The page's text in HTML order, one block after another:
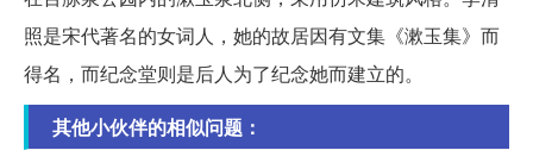
照是宋代著名的女词人，她的故居因有文集《漱玉集》而
得名，而纪念堂则是后人为了纪念她而建立的。
其他小伙伴的相似问题：